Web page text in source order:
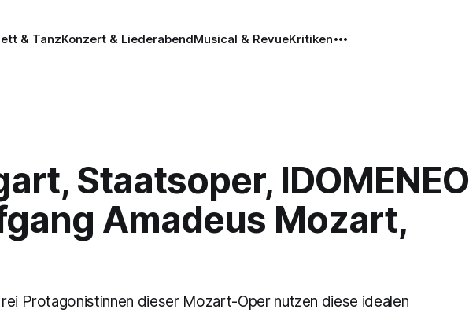
& TanzKonzert & LiederabendMusical & RevueKritiken
Staatsoper, IDOMENEO
Amadeus Mozart,
Protagonistinnen dieser Mozart-Oper nutzen diese idealen